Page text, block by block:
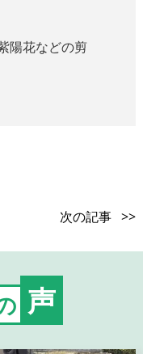
陽花などの剪
次の記事 >>
声